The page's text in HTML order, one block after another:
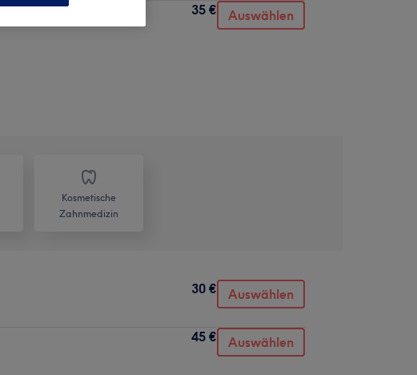
35 € Auswählen
Kosmetische
Zahnmedizin
30 € Auswählen
45 € Auswählen